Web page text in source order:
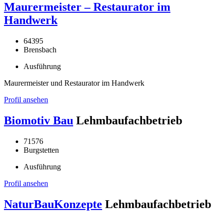
Maurermeister – Restaurator im
Handwerk
64395
Brensbach
Ausführung
Maurermeister und Restaurator im Handwerk
Profil ansehen
Biomotiv Bau Lehmbaufachbetrieb
71576
Burgstetten
Ausführung
Profil ansehen
NaturBauKonzepte Lehmbaufachbetrieb